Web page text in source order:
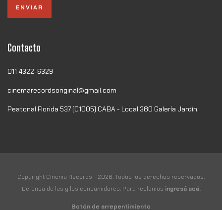
Contacto
011 4322-6329
cinemarecordsoriginal@gmail.com
Peatonal Florida 537 (C1005) CABA - Local 380 Galería Jardín.
Copyright Cinema Records - 2026. Todos los derechos reservados.
Defensa de las y los consumidores. Para reclamos ingresá acá.
Botón de arrepentimiento